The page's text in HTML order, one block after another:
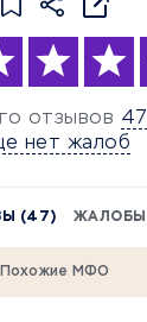
отзывов 47
нет жалоб
(47) ЖАЛОБЫ
Похожие МФО